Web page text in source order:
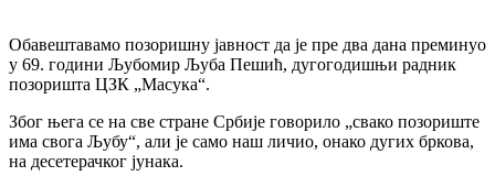
Обавештавамо позоришну јавност да је пре два дана преминуо
у 69. години Љубомир Љуба Пешић, дугогодишњи радник
позоришта ЦЗК „Масука“.
Због њега се на све стране Србије говорило „свако позориште
има свога Љубу“, али је само наш личио, онако дугих бркова,
на десетерачког јунака.